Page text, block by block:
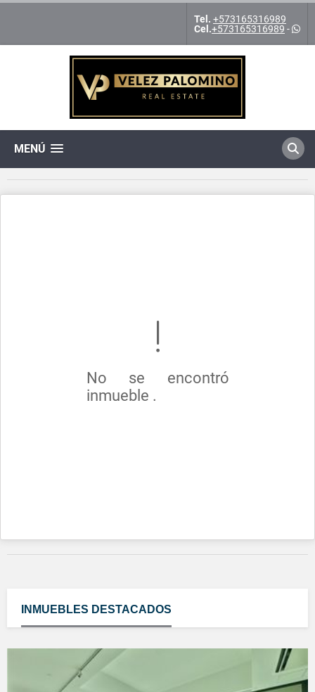
Tel. +573165316989
Cel.+573165316989 -
MENÚ
No se encontró
inmueble .
INMUEBLES DESTACADOS